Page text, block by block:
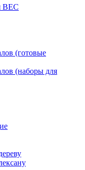
BEC
(готовые
(наборы для